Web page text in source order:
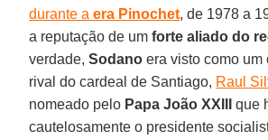
durante aera Pinochet, de 1978 a
a reputação de umforte aliado do
verdade,Sodano era visto como um
rival do cardeal de Santiago, Raul
nomeado pelo Papa João XXIII
que
cautelosamente o presidente